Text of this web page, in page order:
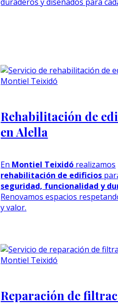
Rehabilitación de
en Alella
En Montiel Teixidó realizamos
rehabilitación de edificios
seguridad, funcionalidad y
Renovamos espacios
y valor.
Reparación de